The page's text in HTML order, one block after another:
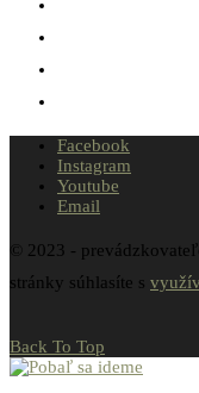
Facebook
Instagram
Youtube
Email
© 2023 -
stránky súhlasíte s
Back To Top